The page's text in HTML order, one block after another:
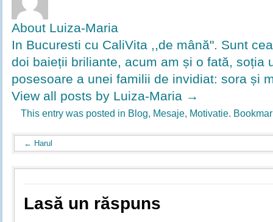
About Luiza-Maria
In Bucuresti cu CaliVita ,,de mână". Sunt
doi baieții briliante, acum am și o fată, soția
posesoare a unei familii de invidiat: sora și
View all posts by Luiza-Maria →
This entry was posted in Blog, Mesaje, Motivatie.
← Harul
Lasă un răspuns